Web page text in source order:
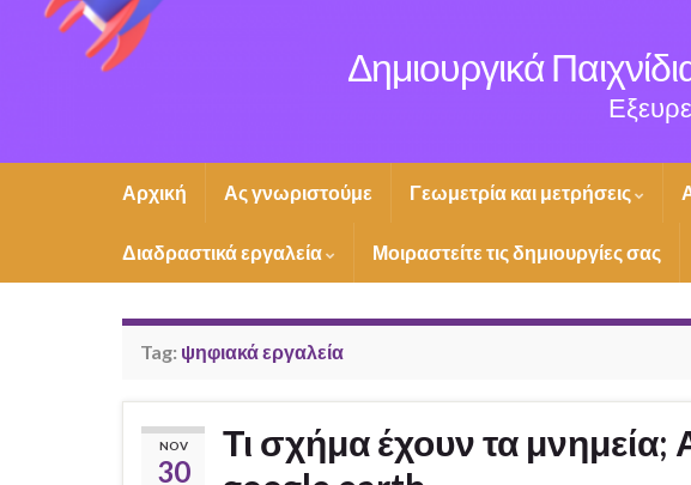
Δημιουργικά
Αρχική Ας γνωριστούμε Γεωμετρία και μετρήσεις
Διαδραστικά εργαλεία Μοιραστείτε τις δημιουργίες σας
Tag: ψηφιακά εργαλεία
NOV
30
Τι σχήμα έχουν τα μνημεία;